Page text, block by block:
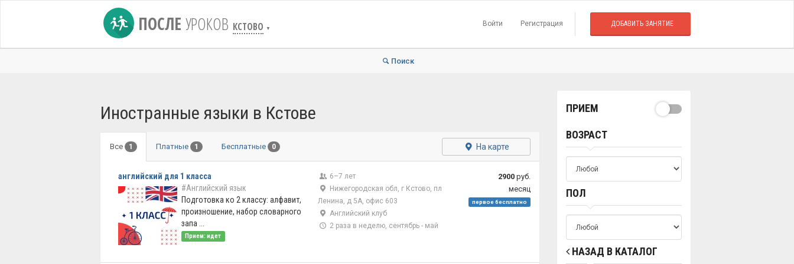
ПОСЛЕ УРОКОВ КСТОВО ▼
Войти Регистрация ДОБАВИТЬ ЗАНЯТИЕ
Поиск
Иностранные языки в Кстове
Все 1 Платные 1 Бесплатные 0 На карте
английский для 1 класса
#Английский язык
Подготовка ко 2 классу: алфавит,
произношение, набор словарного
запа ...
Прием: идет
6–7 лет
Нижегородская обл, г Кстово, пл
Ленина, д 5А, офис 603
Английский клуб
2 раза в неделю, сентябрь - май
2900руб.
месяц
первое бесплатно
ПРИЕМ
ВОЗРАСТ
ПОЛ
НАЗАД В КАТАЛОГ